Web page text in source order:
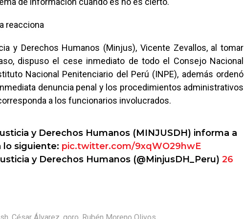
reacciona
y Derechos Humanos (Minjus), Vicente Zevallos, al tomar
dispuso el cese inmediato de todo el Consejo Nacional
Nacional Penitenciario del Perú (INPE), además ordenó
denuncia penal y los procedimientos administrativos
a los funcionarios involucrados.
y Derechos Humanos (MINJUSDH) informa a
lo siguiente: pic.twitter.com/9xqWO29hwE
y Derechos Humanos (@MinjusDH_Peru) 26